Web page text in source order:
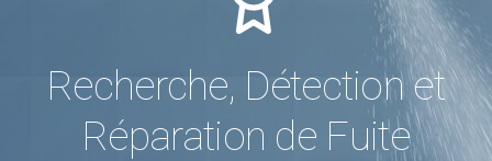
Recherche, Détection et
Réparation de Fuite